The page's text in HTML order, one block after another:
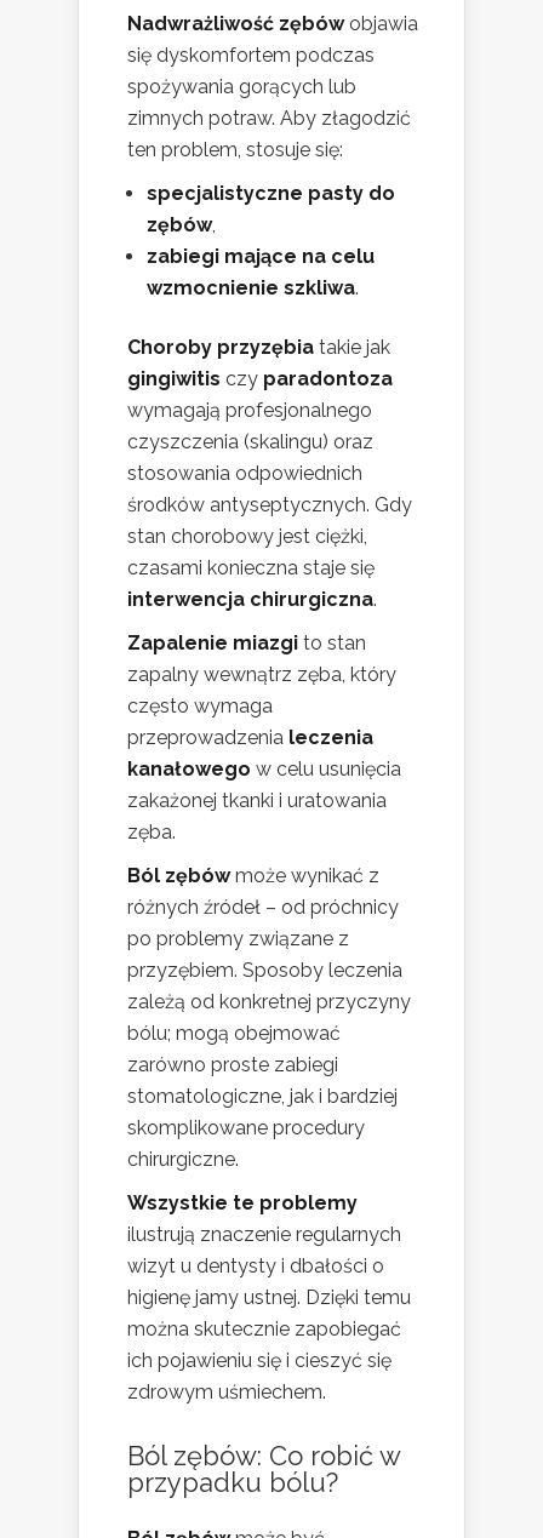
Nadwrażliwość zębówobjawia
się dyskomfortem podczas
spożywania gorących lub
zimnych potraw. Aby złagodzić
ten problem, stosuje się:
specjalistyczne pasty do
zębów,
zabiegi mające na celu
wzmocnienie szkliwa.
Choroby przyzębia takie jak
gingiwitis czy paradontoza
wymagają profesjonalnego
czyszczenia (skalingu) oraz
stosowania odpowiednich
środków antyseptycznych. Gdy
stan chorobowy jest ciężki,
czasami konieczna staje się
interwencja chirurgiczna.
Zapalenie miazgi to stan
zapalny wewnątrz zęba, który
często wymaga
przeprowadzenia leczenia
kanałowego w celu usunięcia
zakażonej tkanki i uratowania
zęba.
Ból zębówmoże wynikać z
różnych źródeł – od próchnicy
po problemy związane z
przyzębiem. Sposoby leczenia
zależą od konkretnej przyczyny
bólu; mogą obejmować
zarówno proste zabiegi
stomatologiczne, jak i bardziej
skomplikowane procedury
chirurgiczne.
Wszystkie te problemy
ilustrują znaczenie regularnych
wizyt u dentysty i dbałości o
higienę jamy ustnej. Dzięki temu
można skutecznie zapobiegać
ich pojawieniu się i cieszyć się
zdrowym uśmiechem.
Ból zębów: Co robić w
przypadku bólu?